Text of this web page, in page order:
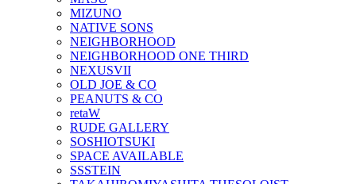
MIZUNO
NATIVE SONS
NEIGHBORHOOD
NEIGHBORHOOD ONE THIRD
NEXUSVII
OLD JOE & CO
PEANUTS & CO
retaW
RUDE GALLERY
SOSHIOTSUKI
SPACE AVAILABLE
SSSTEIN